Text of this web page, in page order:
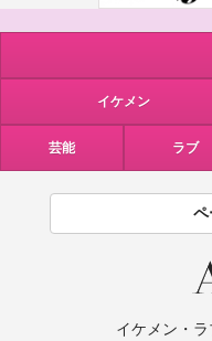
イケメン
芸能 ラブ
ペ
イケメン・